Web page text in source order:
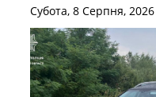
Субота, 8 Серпня, 2026